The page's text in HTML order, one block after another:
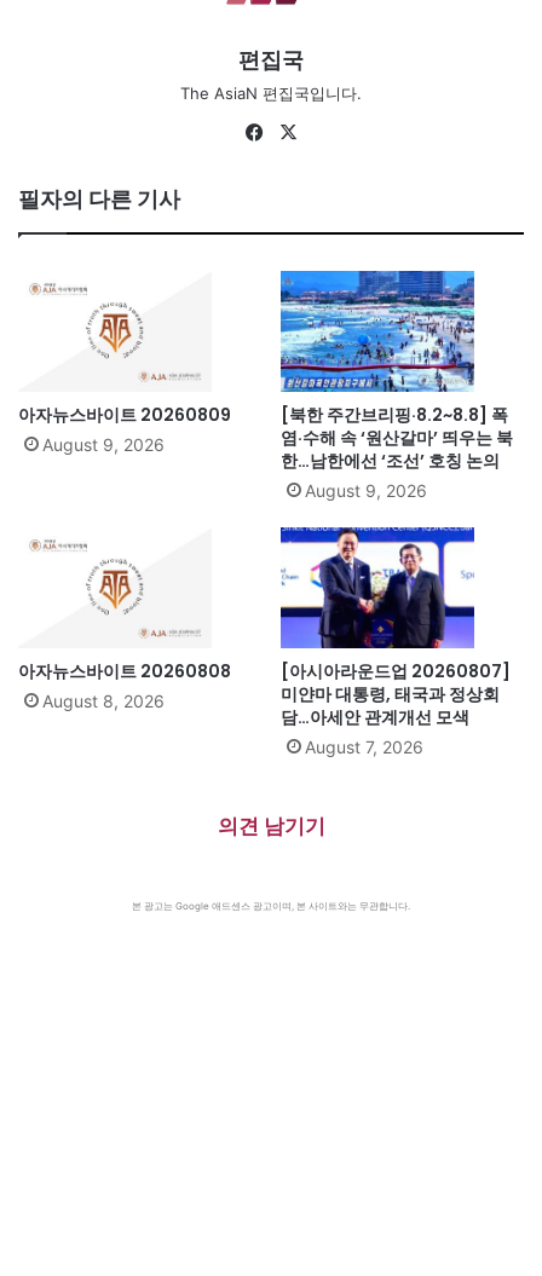
편집국
The AsiaN 편집국입니다.
Fa
필자의 다른 기사
아자뉴스바이트 20260809
August 9, 2026
[북한 주간브리핑·8.2~8.8] 폭
염·수해 속 ‘원산갈마’ 띄우는 북
한…남한에선 ‘조선’ 호칭 논의
August 9, 2026
아자뉴스바이트 20260808
August 8, 2026
[아시아라운드업 20260807]
미얀마 대통령, 태국과 정상회
담…아세안 관계개선 모색
August 7, 2026
의견 남기기
본 광고는 Google 애드센스 광고이며, 본 사이트와는 무관합니다.